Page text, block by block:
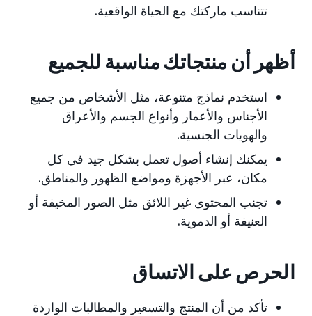
تتناسب ماركتك مع الحياة الواقعية.
أظهر أن منتجاتك مناسبة للجميع
استخدم نماذج متنوعة، مثل الأشخاص من جميع
الأجناس والأعمار وأنواع الجسم والأعراق
والهويات الجنسية.
يمكنك إنشاء أصول تعمل بشكل جيد في كل
مكان، عبر الأجهزة ومواضع الظهور والمناطق.
تجنب المحتوى غير اللائق مثل الصور المخيفة أو
العنيفة أو الدموية.
الحرص على الاتساق
تأكد من أن المنتج والتسعير والمطالبات الواردة